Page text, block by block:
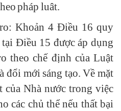
pháp luât.
Khoản 4 Điều 16 quy
Điều 15 được áp dụng
theo chế định của Luật
đổi mới sáng tạo. Về mặt
của Nhà nước trong việc
các chủ thể nếu thất bại